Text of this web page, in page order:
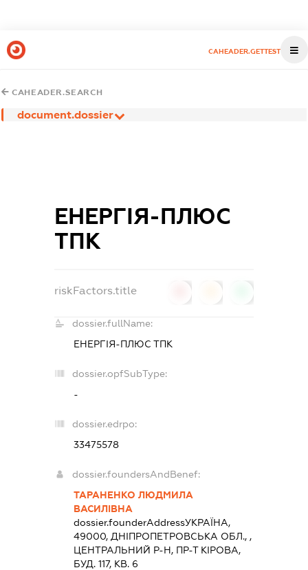
CAHEADER.GETTEST
CAHEADER.SEARCH
document.dossier
ЕНЕРГІЯ-ПЛЮС
ТПК
riskFactors.title
dossier.fullName:
ЕНЕРГІЯ-ПЛЮС ТПК
dossier.opfSubType:
-
dossier.edrpo:
33475578
dossier.foundersAndBenef:
ТАРАНЕНКО ЛЮДМИЛА
ВАСИЛІВНА
dossier.founderAddressУКРАЇНА,
49000, ДНIПРОПЕТРОВСЬКА ОБЛ., ,
ЦЕНТРАЛЬНИЙ Р-Н, ПР-Т КІРОВА,
БУД. 117, КВ. 6